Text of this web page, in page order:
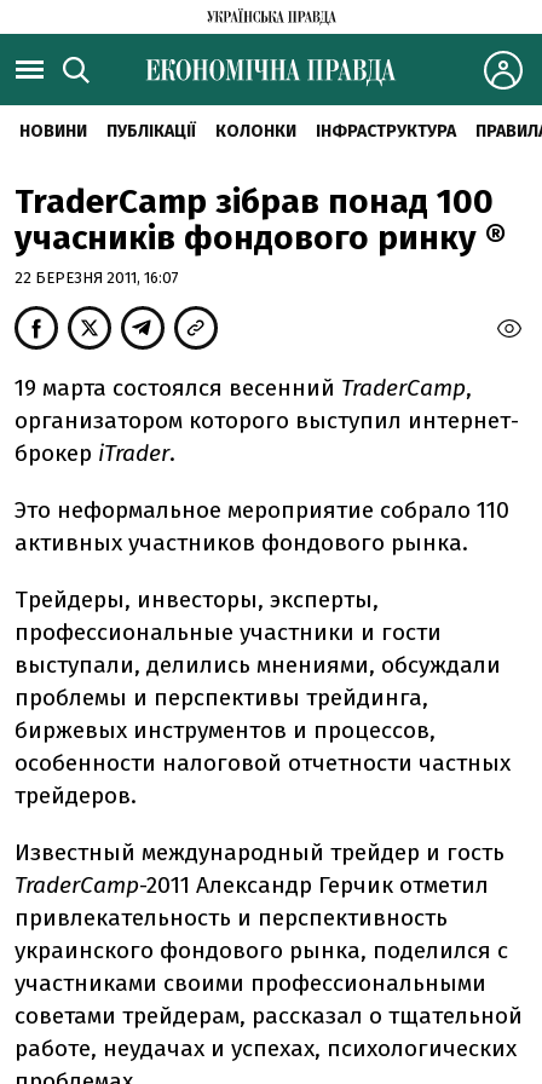
НОВИНИ ПУБЛІКАЦІЇ КОЛОНКИ ІНФРАСТРУКТУРА
TraderCamp зібрав понад 100
учасників фондового ринку ®
22 БЕРЕЗНЯ 2011, 16:07
19 марта состоялся весенний TraderCamp,
организатором которого выступил интернет-
брокер iTrader.
Это неформальное мероприятие собрало 110
активных участников фондового рынка.
Трейдеры, инвесторы, эксперты,
профессиональные участники и гости
выступали, делились мнениями, обсуждали
проблемы и перспективы трейдинга,
биржевых инструментов и процессов,
особенности налоговой отчетности частных
трейдеров.
Известный международный трейдер и гость
TraderCamp-2011 Александр Герчик отметил
привлекательность и перспективность
украинского фондового рынка, поделился с
участниками своими профессиональными
советами трейдерам, рассказал о тщательной
работе, неудачах и успехах, психологических